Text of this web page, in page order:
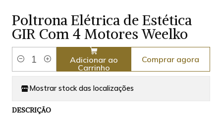
Poltrona Elétrica de Estética
GIR Com 4 Motores Weelko
Quantidade
Adicionar ao
Carrinho
Comprar agora
Mostrar stock das localizações
DESCRIÇÃO